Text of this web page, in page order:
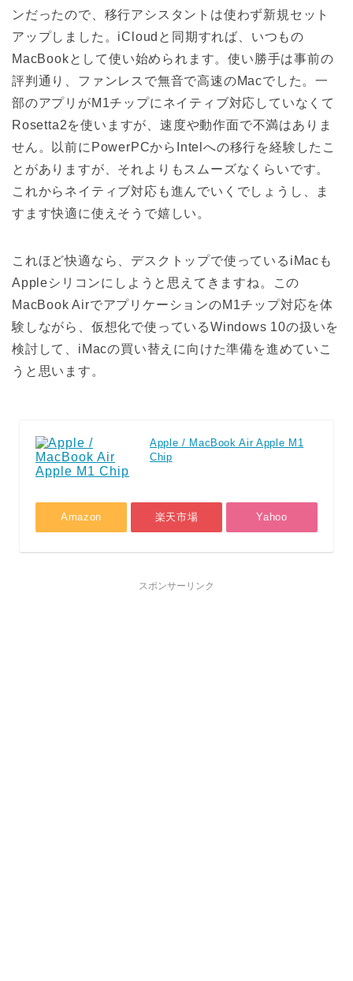
ンだったので、移行アシスタントは使わず新規セット
アップしました。iCloudと同期すれば、いつもの
MacBookとして使い始められます。使い勝手は事前の
評判通り、ファンレスで無音で高速のMacでした。一
部のアプリがM1チップにネイティブ対応していなくて
Rosetta2を使いますが、速度や動作面で不満はありま
せん。以前にPowerPCからIntelへの移行を経験したこ
とがありますが、それよりもスムーズなくらいです。
これからネイティブ対応も進んでいくでしょうし、ま
すます快適に使えそうで嬉しい。
これほど快適なら、デスクトップで使っているiMacも
Appleシリコンにしようと思えてきますね。この
MacBook AirでアプリケーションのM1チップ対応を体
験しながら、仮想化で使っているWindows 10の扱いを
検討して、iMacの買い替えに向けた準備を進めていこ
うと思います。
Apple / MacBook Air Apple M1
Chip
Amazon 楽天市場 Yahoo
スポンサーリンク